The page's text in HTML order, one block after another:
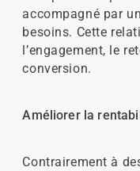
accompagné par
besoins. Cette
l’engagement, le
conversion.
Améliorer la
Contrairement à